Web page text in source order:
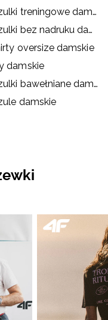
Koszulki treningowe damskie
Koszulki bez nadruku damskie
oversize damskie
damskie
Koszulki bawełniane damskie
damskie